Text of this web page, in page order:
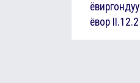
ёвиргондуу
ёвор II.12.2